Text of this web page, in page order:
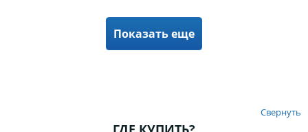
Показать еще
Свернуть